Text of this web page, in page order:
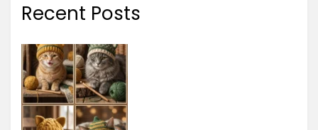
Recent Posts